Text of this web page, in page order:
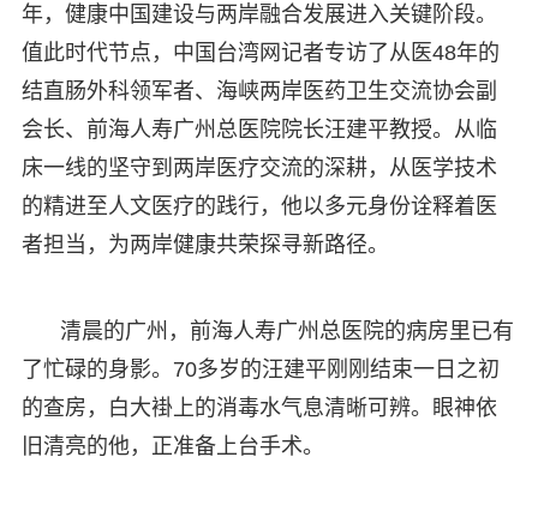
年，健康中国建设与两岸融合发展进入关键阶段。
值此时代节点，中国台湾网记者专访了从医48年的
结直肠外科领军者、海峡两岸医药卫生交流协会副
会长、前海人寿广州总医院院长汪建平教授。从临
床一线的坚守到两岸医疗交流的深耕，从医学技术
的精进至人文医疗的践行，他以多元身份诠释着医
者担当，为两岸健康共荣探寻新路径。
清晨的广州，前海人寿广州总医院的病房里已有
了忙碌的身影。70多岁的汪建平刚刚结束一日之初
的查房，白大褂上的消毒水气息清晰可辨。眼神依
旧清亮的他，正准备上台手术。